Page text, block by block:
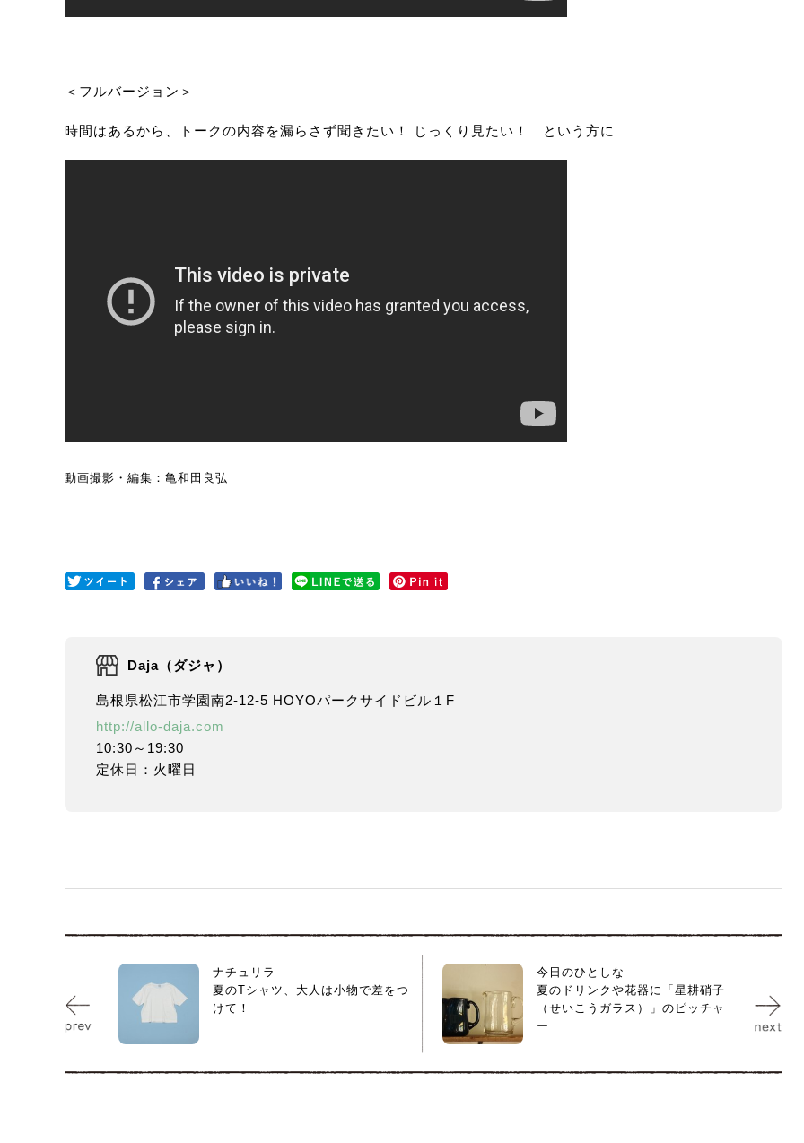
＜フルバージョン＞
時間はあるから、トークの内容を漏らさず聞きたい！ じっくり見たい！ という方に
動画撮影・編集：亀和田良弘
Daja（ダジャ）
島根県松江市学園南2-12-5 HOYOパークサイドビル１F
http://allo-daja.com
10:30～19:30
定休日：火曜日
ナチュリラ
夏のTシャツ、大人は小物で差をつ
けて！
今日のひとしな
夏のドリンクや花器に「星耕硝子
（せいこうガラス）」のピッチャ
ー